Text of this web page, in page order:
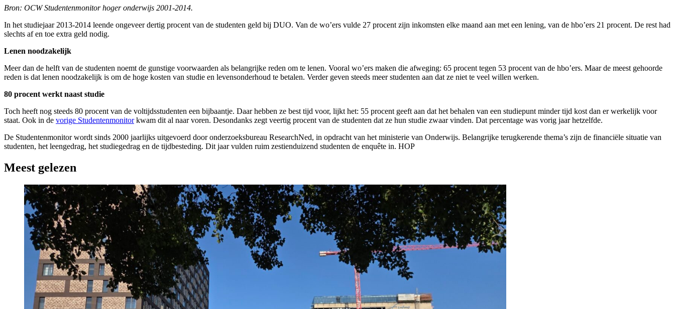
Bron: OCW Studentenmonitor hoger onderwijs 2001-2014.
In het studiejaar 2013-2014 leende ongeveer dertig procent van de studenten geld bij DUO. Van de wo’ers vulde 27 procent zijn inkomsten elke maand aan met een lening, van de hbo’ers 21 procent. De rest had
slechts af en toe extra geld nodig.
Lenen noodzakelijk
Meer dan de helft van de studenten noemt de gunstige voorwaarden als belangrijke reden om te lenen. Vooral wo’ers maken die afweging: 65 procent tegen 53 procent van de hbo’ers. Maar de meest gehoorde
reden is dat lenen noodzakelijk is om de hoge kosten van studie en levensonderhoud te betalen. Verder geven steeds meer studenten aan dat ze niet te veel willen werken.
80 procent werkt naast studie
Toch heeft nog steeds 80 procent van de voltijdsstudenten een bijbaantje. Daar hebben ze best tijd voor, lijkt het: 55 procent geeft aan dat het behalen van een studiepunt minder tijd kost dan er werkelijk voor
staat. Ook in de vorige Studentenmonitorkwam dit al naar voren. Desondanks zegt veertig procent van de studenten dat ze hun studie zwaar vinden. Dat percentage was vorig jaar hetzelfde.
De Studentenmonitor wordt sinds 2000 jaarlijks uitgevoerd door onderzoeksbureau ResearchNed, in opdracht van het ministerie van Onderwijs. Belangrijke terugkerende thema’s zijn de financiële situatie van
studenten, het leengedrag, het studiegedrag en de tijdbesteding. Dit jaar vulden ruim zestienduizend studenten de enquête in. HOP
Meest gelezen